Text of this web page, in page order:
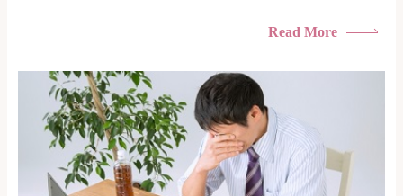
られたくない・借金の催促、取り立てで憂鬱になる。・闇金に
がありま...
Read More